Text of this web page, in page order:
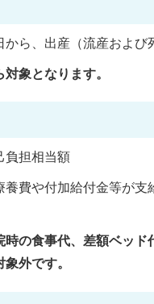
ら、出産（流産および
象となります。
負担相当額
費や付加給付金等が支
時の食事代、差額ベッ
外です。